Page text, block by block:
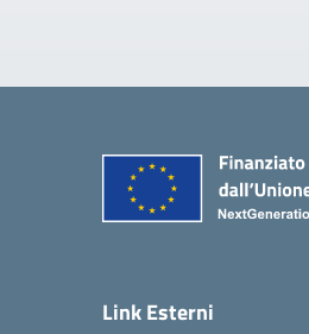
Link Esterni